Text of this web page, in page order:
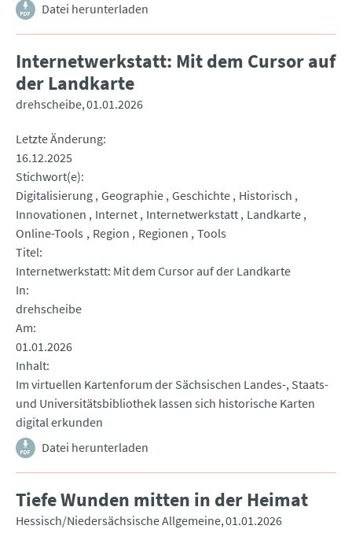
Datei herunterladen
Internetwerkstatt: Mit dem Cursor auf
der Landkarte
drehscheibe 01.01.2026
Letzte Änderung
16.12.2025
Stichwort(e)
Digitalisierung Geographie Geschichte Historisch
Innovationen
Internet Internetwerkstatt Landkarte
Online-Tools
Region Regionen Tools
Titel
Internetwerkstatt: Mit dem Cursor auf der Landkarte
In
drehscheibe
Am
01.01.2026
Inhalt
Im virtuellen Kartenforum der Sächsischen Landes-, Staats-
und Universitätsbibliothek lassen sich historische Karten
digital erkunden
Datei herunterladen
Tiefe Wunden mitten in der Heimat
Hessisch/Niedersächsische Allgemeine 01.01.2026